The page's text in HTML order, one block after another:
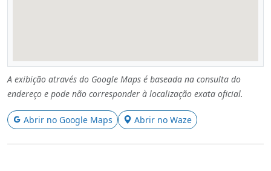
A exibição através do Google Maps é baseada na consulta do
endereço e pode não corresponder à localização exata oficial.
Abrir no Google Maps Abrir no Waze